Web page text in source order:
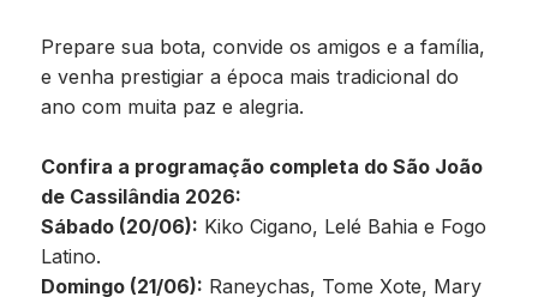
Prepare sua bota, convide os amigos e a família,
e venha prestigiar a época mais tradicional do
ano com muita paz e alegria.
Confira a programação completa do São João
de Cassilândia 2026:
Sábado (20/06): Kiko Cigano, Lelé Bahia e Fogo
Latino.
Domingo (21/06): Raneychas, Tome Xote, Mary